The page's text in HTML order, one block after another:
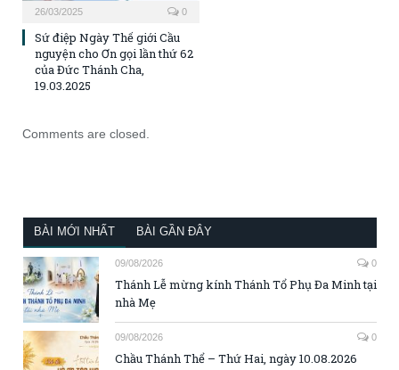
26/03/2025 0
Sứ điệp Ngày Thế giới Cầu
nguyện cho Ơn gọi lần thứ 62
của Đức Thánh Cha,
19.03.2025
Comments are closed.
BÀI MỚI NHẤT BÀI GẦN ĐÂY
09/08/2026 0
Thánh Lễ mừng kính Thánh Tổ Phụ Đa Minh tại
nhà Mẹ
09/08/2026 0
Chầu Thánh Thể – Thứ Hai, ngày 10.08.2026